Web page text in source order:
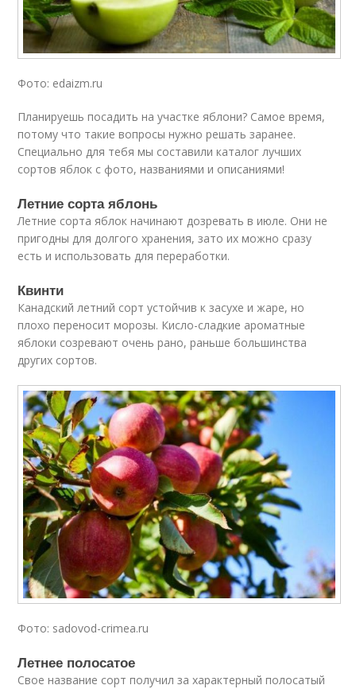
Фото: edaizm.ru
Планируешь посадить на участке яблони? Самое время,
потому что такие вопросы нужно решать заранее.
Специально для тебя мы составили каталог лучших
сортов яблок с фото, названиями и описаниями!
Летние сорта яблонь
Летние сорта яблок начинают дозревать в июле. Они не
пригодны для долгого хранения, зато их можно сразу
есть и использовать для переработки.
Квинти
Канадский летний сорт устойчив к засухе и жаре, но
плохо переносит морозы. Кисло-сладкие ароматные
яблоки созревают очень рано, раньше большинства
других сортов.
Фото: sadovod-crimea.ru
Летнее полосатое
Свое название сорт получил за характерный полосатый